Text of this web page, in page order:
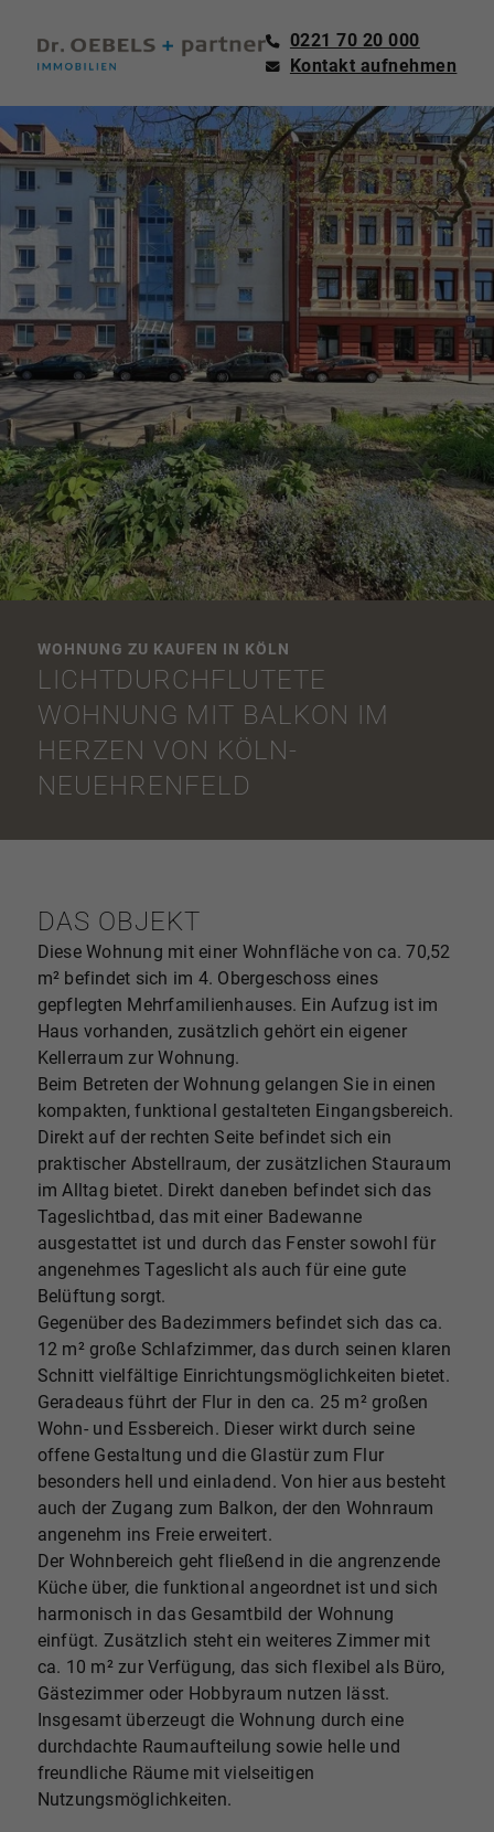
0221 70 20 000
Kontakt aufnehmen
WOHNUNG ZU KAUFEN IN KÖLN
LICHTDURCHFLUTETE
WOHNUNG MIT BALKON IM
HERZEN VON KÖLN-
NEUEHRENFELD
DAS OBJEKT
Diese Wohnung mit einer Wohnfläche von ca. 70,52
m² befindet sich im 4. Obergeschoss eines
gepflegten Mehrfamilienhauses. Ein Aufzug ist im
Haus vorhanden, zusätzlich gehört ein eigener
Kellerraum zur Wohnung.
Beim Betreten der Wohnung gelangen Sie in einen
kompakten, funktional gestalteten Eingangsbereich.
Direkt auf der rechten Seite befindet sich ein
praktischer Abstellraum, der zusätzlichen Stauraum
im Alltag bietet. Direkt daneben befindet sich das
Tageslichtbad, das mit einer Badewanne
ausgestattet ist und durch das Fenster sowohl für
angenehmes Tageslicht als auch für eine gute
Belüftung sorgt.
Gegenüber des Badezimmers befindet sich das ca.
12 m² große Schlafzimmer, das durch seinen klaren
Schnitt vielfältige Einrichtungsmöglichkeiten bietet.
Geradeaus führt der Flur in den ca. 25 m² großen
Wohn- und Essbereich. Dieser wirkt durch seine
offene Gestaltung und die Glastür zum Flur
besonders hell und einladend. Von hier aus besteht
auch der Zugang zum Balkon, der den Wohnraum
angenehm ins Freie erweitert.
Der Wohnbereich geht fließend in die angrenzende
Küche über, die funktional angeordnet ist und sich
harmonisch in das Gesamtbild der Wohnung
einfügt. Zusätzlich steht ein weiteres Zimmer mit
ca. 10 m² zur Verfügung, das sich flexibel als Büro,
Gästezimmer oder Hobbyraum nutzen lässt.
Insgesamt überzeugt die Wohnung durch eine
durchdachte Raumaufteilung sowie helle und
freundliche Räume mit vielseitigen
Nutzungsmöglichkeiten.